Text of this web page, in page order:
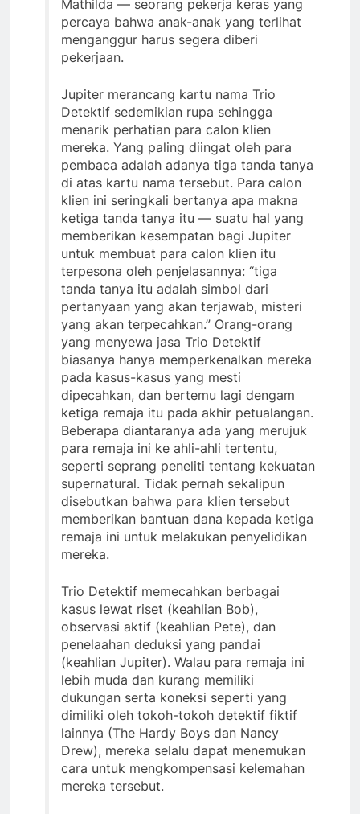
Mathilda — seorang pekerja keras yang
percaya bahwa anak-anak yang terlihat
menganggur harus segera diberi
pekerjaan.
Jupiter merancang kartu nama Trio
Detektif sedemikian rupa sehingga
menarik perhatian para calon klien
mereka. Yang paling diingat oleh para
pembaca adalah adanya tiga tanda tanya
di atas kartu nama tersebut. Para calon
klien ini seringkali bertanya apa makna
ketiga tanda tanya itu — suatu hal yang
memberikan kesempatan bagi Jupiter
untuk membuat para calon klien itu
terpesona oleh penjelasannya: “tiga
tanda tanya itu adalah simbol dari
pertanyaan yang akan terjawab, misteri
yang akan terpecahkan.” Orang-orang
yang menyewa jasa Trio Detektif
biasanya hanya memperkenalkan mereka
pada kasus-kasus yang mesti
dipecahkan, dan bertemu lagi dengam
ketiga remaja itu pada akhir petualangan.
Beberapa diantaranya ada yang merujuk
para remaja ini ke ahli-ahli tertentu,
seperti seprang peneliti tentang kekuatan
supernatural. Tidak pernah sekalipun
disebutkan bahwa para klien tersebut
memberikan bantuan dana kepada ketiga
remaja ini untuk melakukan penyelidikan
mereka.
Trio Detektif memecahkan berbagai
kasus lewat riset (keahlian Bob),
observasi aktif (keahlian Pete), dan
penelaahan deduksi yang pandai
(keahlian Jupiter). Walau para remaja ini
lebih muda dan kurang memiliki
dukungan serta koneksi seperti yang
dimiliki oleh tokoh-tokoh detektif fiktif
lainnya (The Hardy Boys dan Nancy
Drew), mereka selalu dapat menemukan
cara untuk mengkompensasi kelemahan
mereka tersebut.